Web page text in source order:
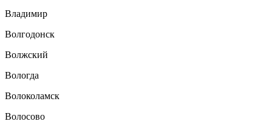
Владимир
Волгодонск
Волжский
Вологда
Волоколамск
Волосово